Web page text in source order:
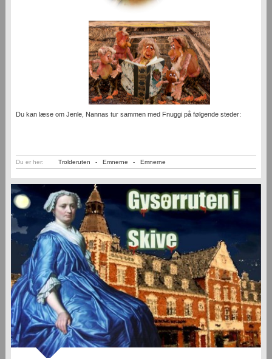
Du kan læse om Jenle, Nannas tur sammen med Fnuggi på følgende steder:
Du er her: Trolderuten - Emnerne - Emnerne